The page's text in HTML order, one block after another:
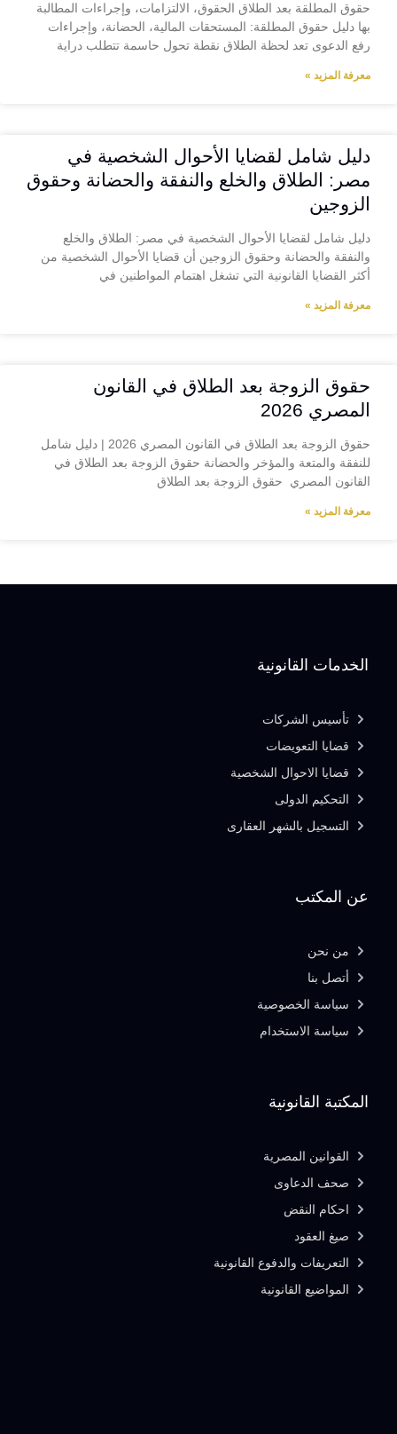
حقوق المطلقة بعد الطلاق الحقوق، الالتزامات، وإجراءات المطالبة
بها دليل حقوق المطلقة: المستحقات المالية، الحضانة، وإجراءات
رفع الدعوى تعد لحظة الطلاق نقطة تحول حاسمة تتطلب دراية
معرفة المزيد »
دليل شامل لقضايا الأحوال الشخصية في
مصر: الطلاق والخلع والنفقة والحضانة وحقوق
الزوجين
دليل شامل لقضايا الأحوال الشخصية في مصر: الطلاق والخلع
والنفقة والحضانة وحقوق الزوجين أن قضايا الأحوال الشخصية من
أكثر القضايا القانونية التي تشغل اهتمام المواطنين في
معرفة المزيد »
حقوق الزوجة بعد الطلاق في القانون
المصري 2026
حقوق الزوجة بعد الطلاق في القانون المصري 2026 | دليل شامل
للنفقة والمتعة والمؤخر والحضانة حقوق الزوجة بعد الطلاق في
القانون المصري حقوق الزوجة بعد الطلاق
معرفة المزيد »
المكتبة القانونية
القوانين المصرية
صحف الدعاوى
احكام النقض
صيغ العقود
التعريفات والدفوع القانونية
المواضيع القانونية
عن المكتب
من نحن
أتصل بنا
سياسة الخصوصية
سياسة الاستخدام
الخدمات القانونية
تأسيس الشركات
قضايا التعويضات
قضايا الاحوال الشخصية
التحكيم الدولى
التسجيل بالشهر العقارى